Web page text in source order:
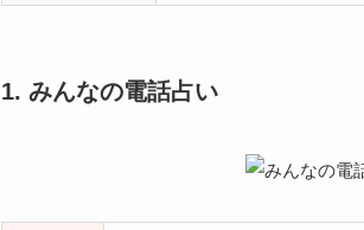
1. みんなの電話占い